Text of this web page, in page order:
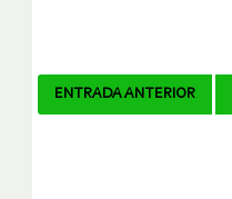
Navegador
ENTRADA ANTERIOR